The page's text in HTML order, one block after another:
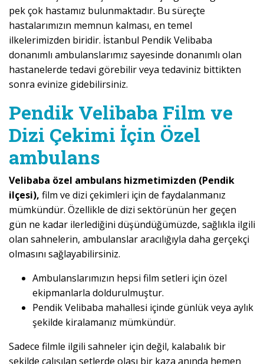
pek çok hastamız bulunmaktadır. Bu süreçte
hastalarımızın memnun kalması, en temel
ilkelerimizden biridir. İstanbul Pendik Velibaba
donanımlı ambulanslarımız sayesinde donanımlı olan
hastanelerde tedavi görebilir veya tedaviniz bittikten
sonra evinize gidebilirsiniz.
Pendik Velibaba Film ve
Dizi Çekimi İçin Özel
ambulans
Velibaba özel ambulans hizmetimizden (Pendik
ilçesi), film ve dizi çekimleri için de faydalanmanız
mümkündür. Özellikle de dizi sektörünün her geçen
gün ne kadar ilerlediğini düşündüğümüzde, sağlıkla ilgili
olan sahnelerin, ambulanslar aracılığıyla daha gerçekçi
olmasını sağlayabilirsiniz.
Ambulanslarımızın hepsi film setleri için özel
ekipmanlarla doldurulmuştur.
Pendik Velibaba mahallesi içinde günlük veya aylık
şekilde kiralamanız mümkündür.
Sadece filmle ilgili sahneler için değil, kalabalık bir
şekilde çalışılan setlerde olası bir kaza anında hemen